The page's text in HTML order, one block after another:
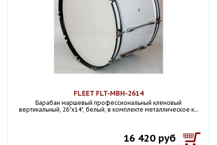
FLEET FLT-MBH-2614
Барабан маршевый профессиональный кленовый
вертикальный, 26"х14", белый, в комплекте металлическое к...
16 420 руб